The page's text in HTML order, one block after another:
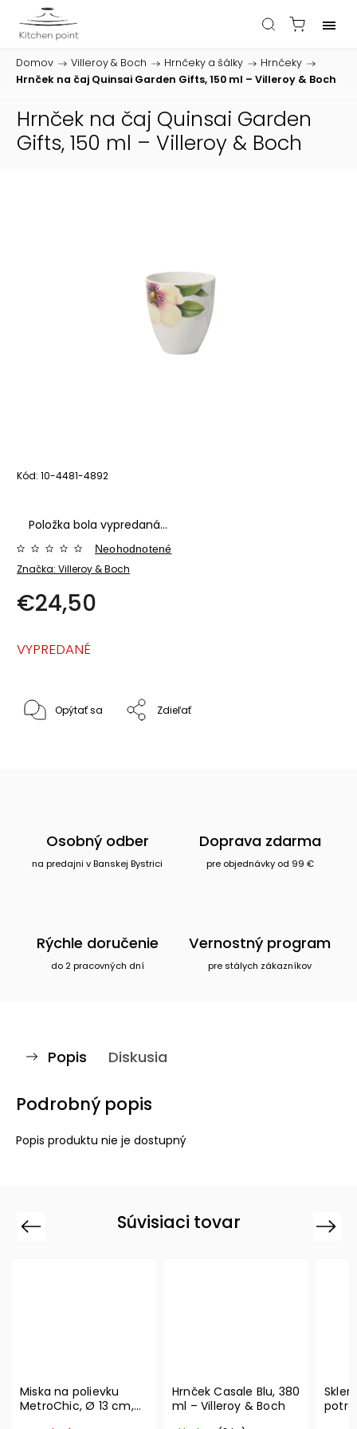
Domov / Villeroy & Boch / Hrnčeky a šálky / Hrnčeky /
Hrnček na čaj Quinsai Garden Gifts, 150 ml – Villeroy & Boch
Hrnček na čaj Quinsai Garden
Gifts, 150 ml – Villeroy & Boch
Kód: 10-4481-4892
Položka bola vypredaná…
Značka: Villeroy & Boch
Neohodnotené
€24,50
VYPREDANÉ
Opýtať sa Zdieľať
Osobný odber
na predajni v Banskej Bystrici
Doprava zdarma
pre objednávky od 99 €
Rýchle doručenie
do 2 pracovných dní
Vernostný program
pre stálych zákazníkov
Popis Diskusia
Podrobný popis
Popis produktu nie je dostupný
Súvisiaci tovar
Previous
Miska na polievku
MetroChic, Ø 13 cm,
Hrnček Casale Blu, 380
ml – Villeroy & Boch
Next